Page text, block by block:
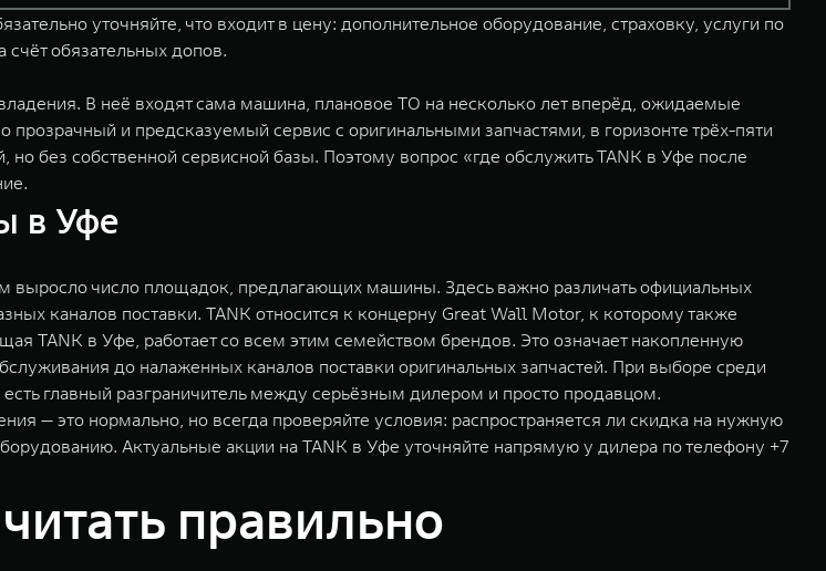
уточняйте, что входит в цену: дополнительное оборудование, страховку, услуги по
счёт обязательных допов.
В неё входят сама машина, плановое ТО на несколько лет вперёд, ожидаемые
и предсказуемый сервис с оригинальными запчастями, в горизонте трёх-пяти
без собственной сервисной базы. Поэтому вопрос «где обслужить TANK в Уфе после
в Уфе
число площадок, предлагающих машины. Здесь важно различать официальных
каналов поставки. TANK относится к концерну Great Wall Motor, к которому также
TANK в Уфе, работает со всем этим семейством брендов. Это означает накопленную
до налаженных каналов поставки оригинальных запчастей. При выборе среди
главный разграничитель между серьёзным дилером и просто продавцом.
— это нормально, но всегда проверяйте условия: распространяется ли скидка на нужную
Актуальные акции на TANK в Уфе уточняйте напрямую у дилера по телефону +7
правильно